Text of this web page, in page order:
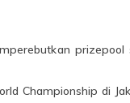
Championship di